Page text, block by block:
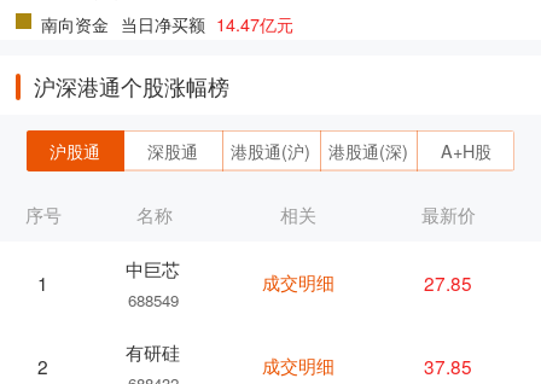
南向资金 当日净买额 14.47亿元
沪深港通个股涨幅榜
沪股通 深股通 港股通(沪) 港股通(深) A+H股
序号 名称
1
中巨芯
688549
2
有研硅
相关 最新价
成交明细 27.85
成交明细 37.85